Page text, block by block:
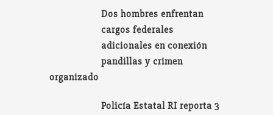
Dos hombres enfrentan
cargos federales
adicionales en conexión
pandillas y crimen
organizado
Policía Estatal RI reporta 3